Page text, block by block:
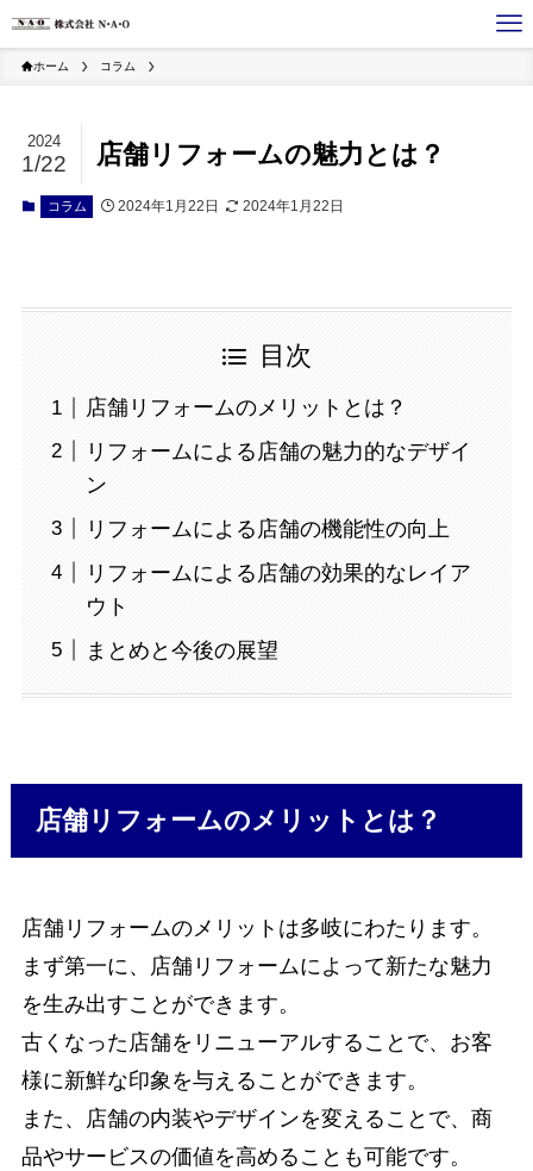
ホーム コラム
店舗リフォームの魅力とは？
2024
1/22
コラム 2024年1月22日 2024年1月22日
目次
店舗リフォームのメリットとは？
リフォームによる店舗の魅力的なデザイ
ン
リフォームによる店舗の機能性の向上
リフォームによる店舗の効果的なレイア
ウト
まとめと今後の展望
店舗リフォームのメリットとは？
店舗リフォームのメリットは多岐にわたります。
まず第一に、店舗リフォームによって新たな魅力
を生み出すことができます。
古くなった店舗をリニューアルすることで、お客
様に新鮮な印象を与えることができます。
また、店舗の内装やデザインを変えることで、商
品やサービスの価値を高めることも可能です。